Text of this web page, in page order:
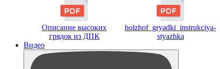
Описание высоких
грядок из ДПК
holzhof_gryadki_instrukciya-
styazhka
Видео